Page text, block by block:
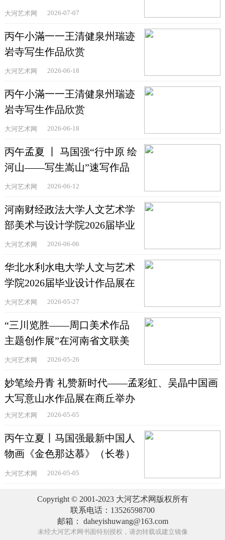
站）在河南省文联美术
大河艺术网 2026-07-07
丙午小滿一一王清健泉州瑞迹
岩寺写生作品欣赏
大河艺术网 2026-06-18
丙午小滿一一王清健泉州瑞迹
岩寺写生作品欣赏
大河艺术网 2026-06-18
丙午孟夏 丨 马国强“行中原 绘
河山——写生嵩山”速写作品
欣赏
大河艺术网 2026-06-12
河南财经政法大学人文艺术学
部美术与设计学院2026届毕业
作品精品展举办
大河艺术网 2026-06-06
华北水利水电大学人文与艺术
学院2026届毕业设计作品展在
郑州举办
大河艺术网 2026-05-27
“三川览胜——周口美术作品
主题创作展”在河南省文联美
术馆举办
大河艺术网 2026-05-26
妙笔绘丹青 礼赞新时代——孟彩虹、吴晶中国画
大写意山水作品展在商丘举办
大河艺术网 2026-05-05
丙午立夏丨马国强最新中国人
物画《金色那达慕》（长卷）
作品欣赏
大河艺术网 2026-05-05
Copyright © 2001-2023 大河艺术网版权所有
联系电话：13526598700
邮箱： daheyishuwang@163.com
未经大河艺术网书面特别授权，请勿转载或建立镜像